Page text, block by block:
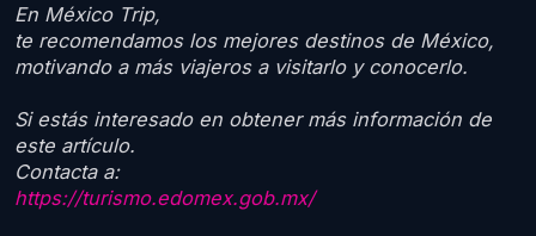
En México Trip,
te recomendamos los mejores destinos de México,
motivando a más viajeros a visitarlo y conocerlo.
Si estás interesado en obtener más información de
este artículo.
Contacta a:
https://turismo.edomex.gob.mx/